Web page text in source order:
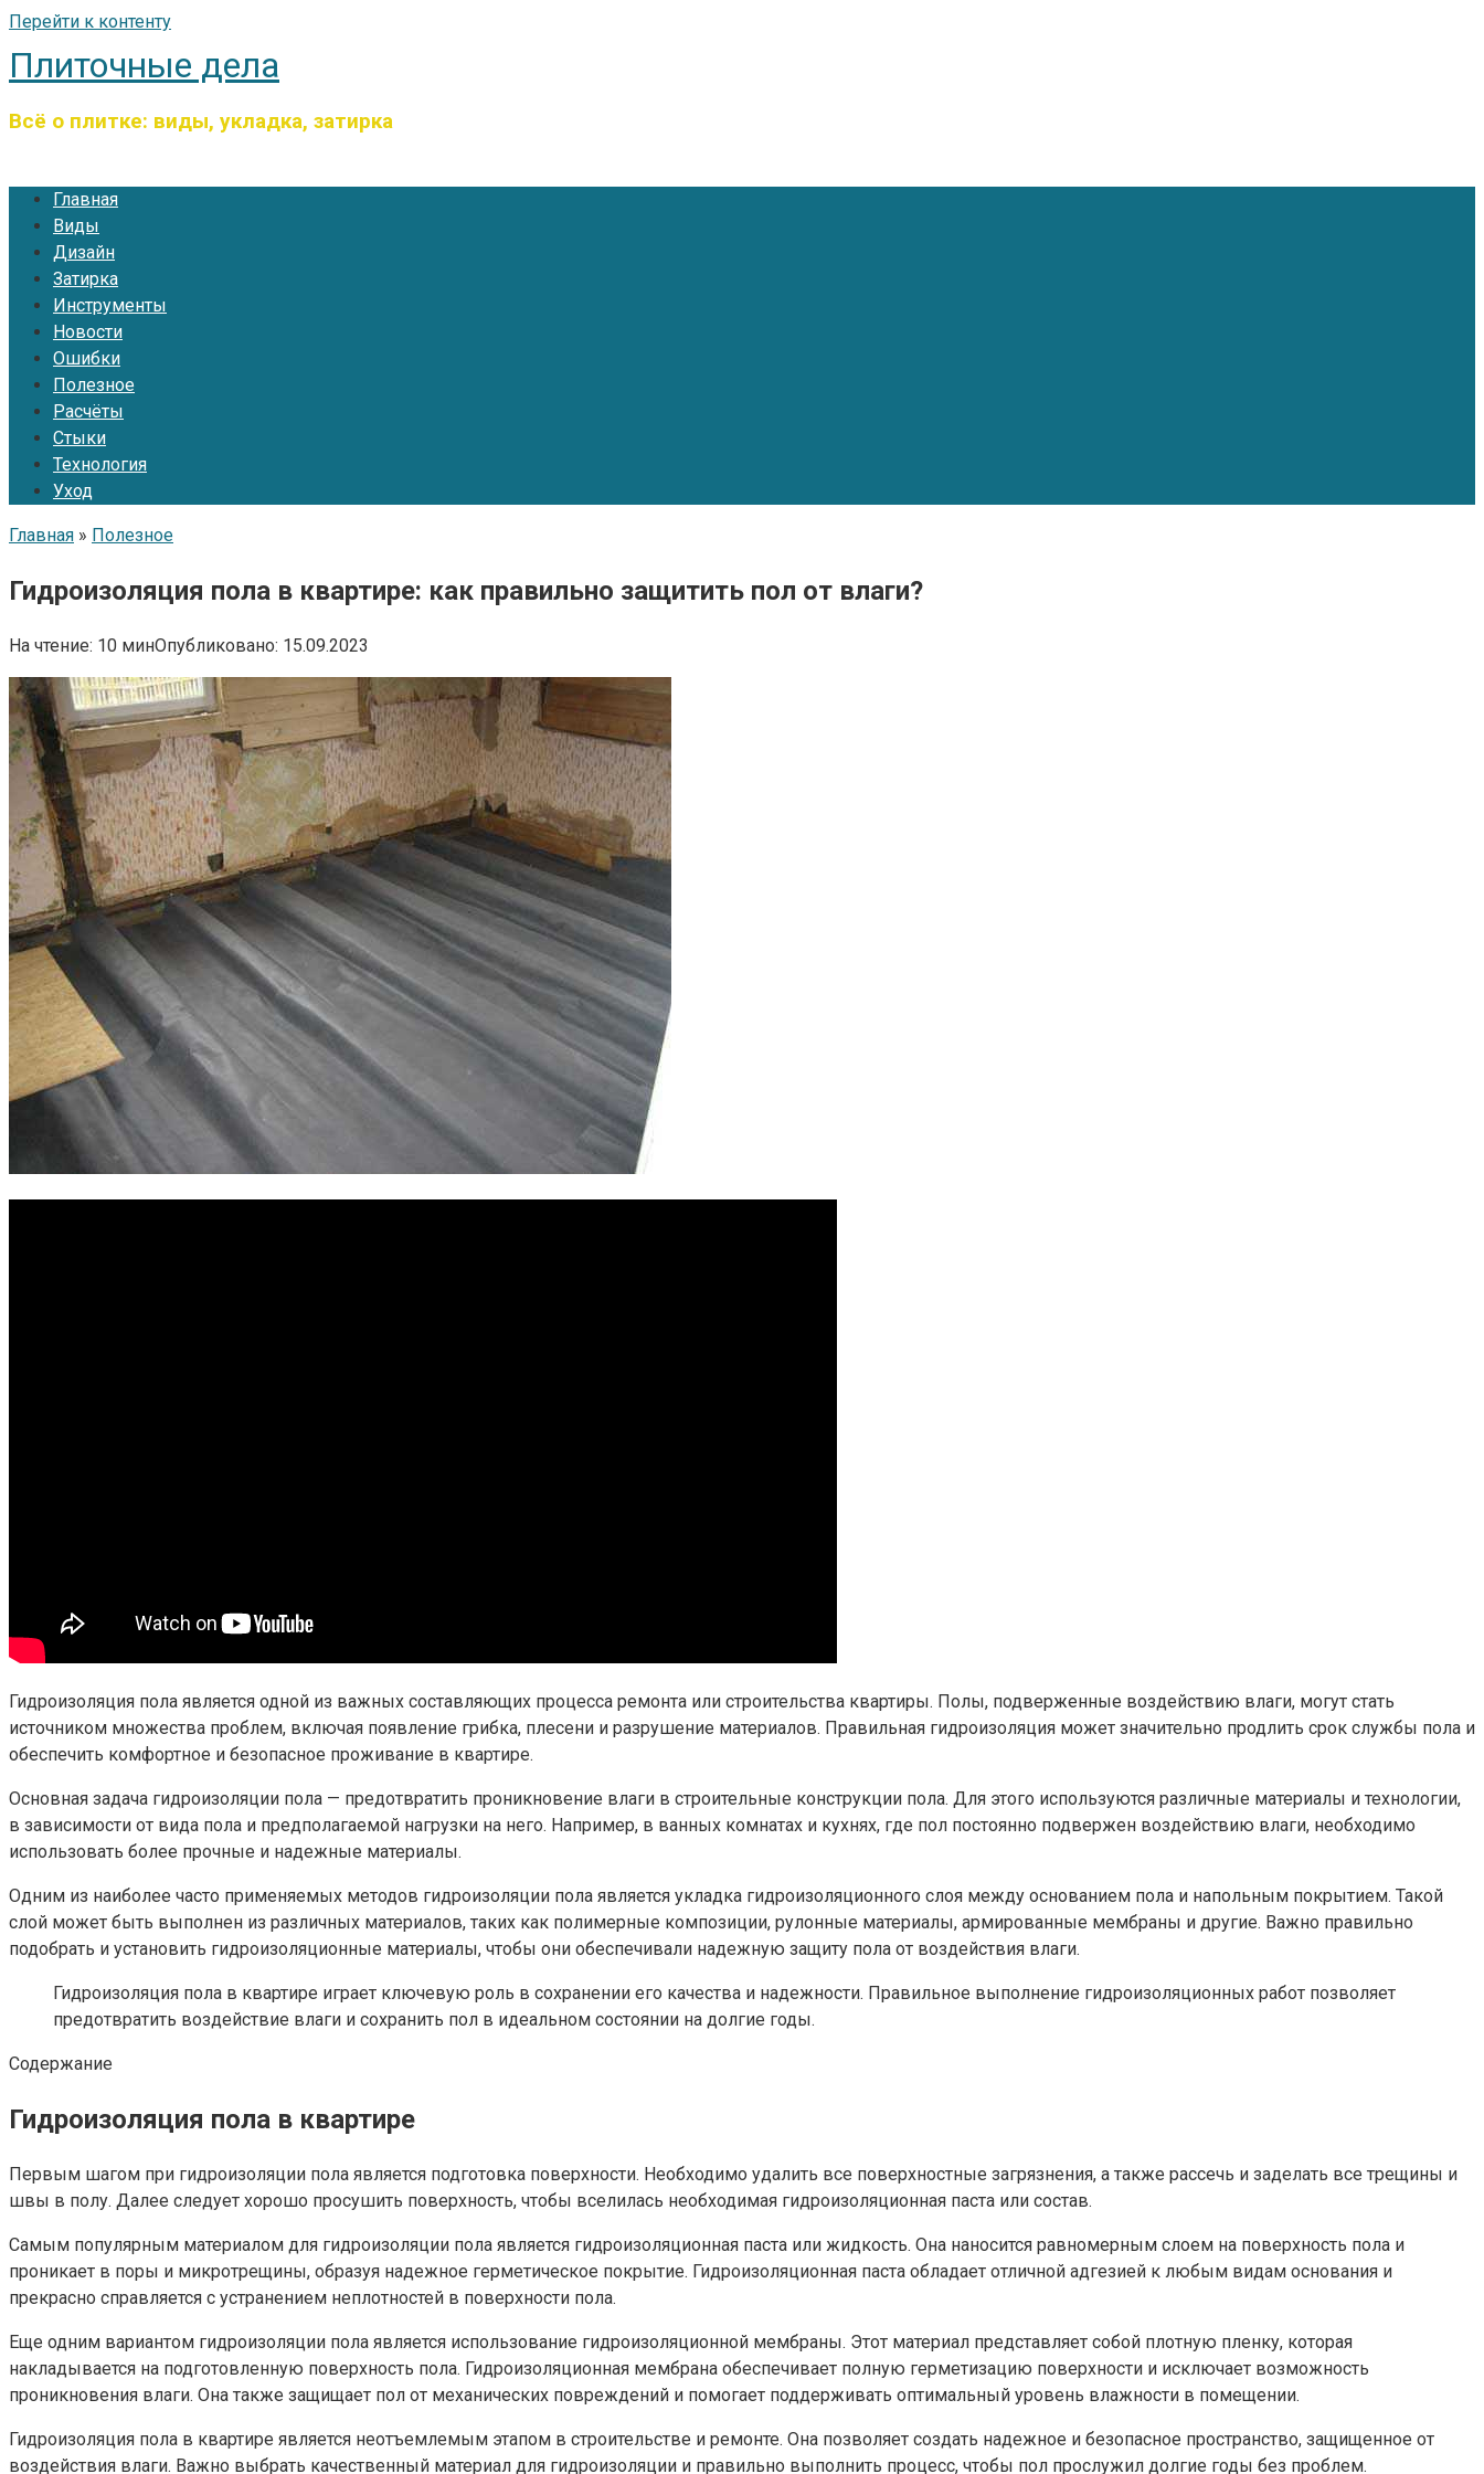
Перейти к контенту
Плиточные дела
Всё о плитке: виды, укладка, затирка
Главная
Виды
Дизайн
Затирка
Инструменты
Новости
Ошибки
Полезное
Расчёты
Стыки
Технология
Уход
Главная » Полезное
Гидроизоляция пола в квартире: как правильно защитить пол от влаги?
На чтение: 10 минОпубликовано: 15.09.2023
Гидроизоляция пола является одной из важных составляющих процесса ремонта или строительства квартиры. Полы, подверженные воздействию влаги, могут стать
источником множества проблем, включая появление грибка, плесени и разрушение материалов. Правильная гидроизоляция может значительно продлить срок службы пола и
обеспечить комфортное и безопасное проживание в квартире.
Основная задача гидроизоляции пола — предотвратить проникновение влаги в строительные конструкции пола. Для этого используются различные материалы и технологии,
в зависимости от вида пола и предполагаемой нагрузки на него. Например, в ванных комнатах и кухнях, где пол постоянно подвержен воздействию влаги, необходимо
использовать более прочные и надежные материалы.
Одним из наиболее часто применяемых методов гидроизоляции пола является укладка гидроизоляционного слоя между основанием пола и напольным покрытием. Такой
слой может быть выполнен из различных материалов, таких как полимерные композиции, рулонные материалы, армированные мембраны и другие. Важно правильно
подобрать и установить гидроизоляционные материалы, чтобы они обеспечивали надежную защиту пола от воздействия влаги.
Гидроизоляция пола в квартире играет ключевую роль в сохранении его качества и надежности. Правильное выполнение гидроизоляционных работ позволяет
предотвратить воздействие влаги и сохранить пол в идеальном состоянии на долгие годы.
Содержание
Гидроизоляция пола в квартире
Первым шагом при гидроизоляции пола является подготовка поверхности. Необходимо удалить все поверхностные загрязнения, а также рассечь и заделать все трещины и
швы в полу. Далее следует хорошо просушить поверхность, чтобы вселилась необходимая гидроизоляционная паста или состав.
Самым популярным материалом для гидроизоляции пола является гидроизоляционная паста или жидкость. Она наносится равномерным слоем на поверхность пола и
проникает в поры и микротрещины, образуя надежное герметическое покрытие. Гидроизоляционная паста обладает отличной адгезией к любым видам основания и
прекрасно справляется с устранением неплотностей в поверхности пола.
Еще одним вариантом гидроизоляции пола является использование гидроизоляционной мембраны. Этот материал представляет собой плотную пленку, которая
накладывается на подготовленную поверхность пола. Гидроизоляционная мембрана обеспечивает полную герметизацию поверхности и исключает возможность
проникновения влаги. Она также защищает пол от механических повреждений и помогает поддерживать оптимальный уровень влажности в помещении.
Гидроизоляция пола в квартире является неотъемлемым этапом в строительстве и ремонте. Она позволяет создать надежное и безопасное пространство, защищенное от
воздействия влаги. Важно выбрать качественный материал для гидроизоляции и правильно выполнить процесс, чтобы пол прослужил долгие годы без проблем.